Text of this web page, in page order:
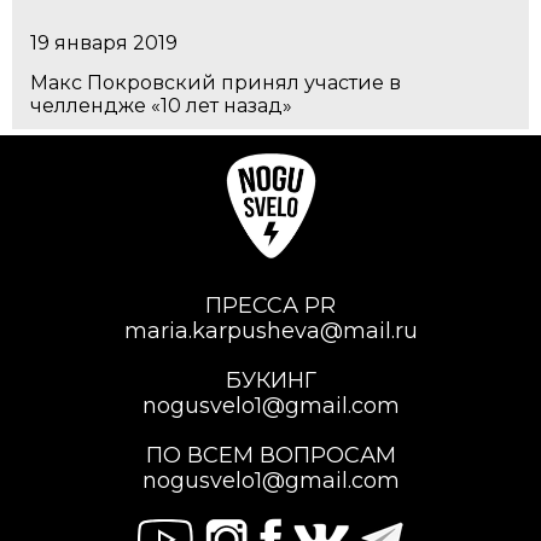
19 января 2019
Макс Покровский принял участие в
челлендже «10 лет назад»
ПРЕССА PR
maria.karpusheva@mail.ru
БУКИНГ
nogusvelo1@gmail.com
ПО ВСЕМ ВОПРОСАМ
nogusvelo1@gmail.com